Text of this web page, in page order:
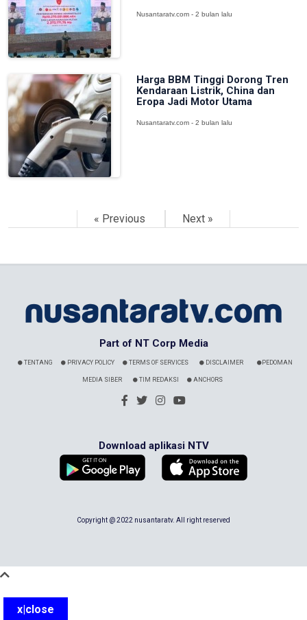
Nusantaratv.com - 2 bulan lalu
Harga BBM Tinggi Dorong Tren
Kendaraan Listrik, China dan
Eropa Jadi Motor Utama
Nusantaratv.com - 2 bulan lalu
« Previous Next »
Part of NT Corp Media
TENTANG PRIVACY POLICY TERMS OF SERVICES DISCLAIMER PEDOMAN
MEDIA SIBER TIM REDAKSI ANCHORS
Download aplikasi NTV
Copyright @ 2022 nusantaratv. All right reserved
x|close